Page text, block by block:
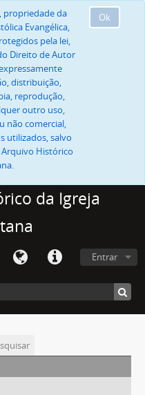
Ok
propriedade da
Evangélica,
pela lei,
Direito de Autor
distribuição,
reprodução,
outro uso,
não comercial,
utilizados, salvo
Histórico
da Igreja
Entrar